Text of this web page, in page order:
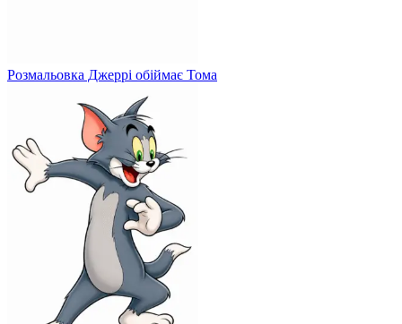
Розмальовка Джеррі обіймає Тома